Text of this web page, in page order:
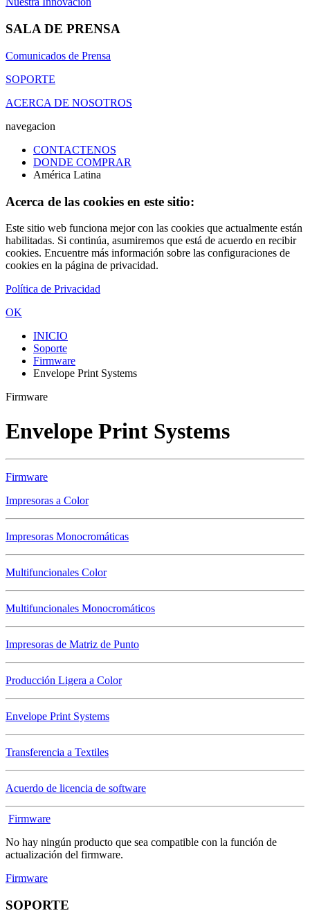
SALA DE PRENSA
Comunicados de Prensa
SOPORTE
ACERCA DE NOSOTROS
navegacion
CONTACTENOS
DONDE COMPRAR
América Latina
Acerca de las cookies en este sitio:
Este sitio web funciona mejor con las cookies que actualmente están
habilitadas. Si continúa, asumiremos que está de acuerdo en recibir
cookies. Encuentre más información sobre las configuraciones de
cookies en la página de privacidad.
Política de Privacidad
OK
INICIO
Soporte
Firmware
Envelope Print Systems
Firmware
Envelope Print Systems
Firmware
Impresoras a Color
Impresoras Monocromáticas
Multifuncionales Color
Multifuncionales Monocromáticos
Impresoras de Matriz de Punto
Producción Ligera a Color
Envelope Print Systems
Transferencia a Textiles
Acuerdo de licencia de software
Firmware
No hay ningún producto que sea compatible con la función de
actualización del firmware.
Firmware
SOPORTE